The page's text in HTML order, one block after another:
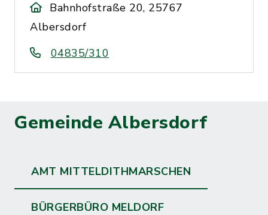
Bahnhofstraße 20, 25767
Albersdorf
04835/310
Gemeinde Albersdorf
AMT MITTELDITHMARSCHEN
BÜRGERBÜRO MELDORF